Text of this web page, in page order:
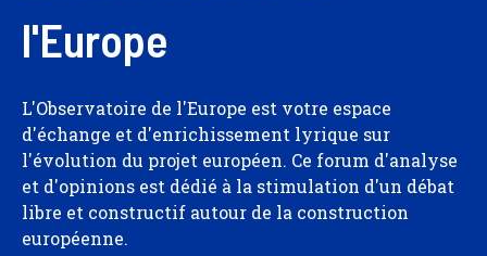
l'Europe
L'Observatoire de l'Europe est votre espace
d'échange et d'enrichissement lyrique sur
l'évolution du projet européen. Ce forum d'analyse
et d'opinions est dédié à la stimulation d'un débat
libre et constructif autour de la construction
européenne.